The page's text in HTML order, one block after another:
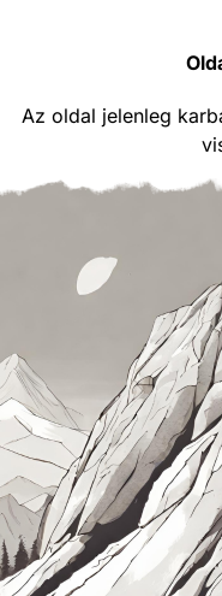
Az oldal jelenleg